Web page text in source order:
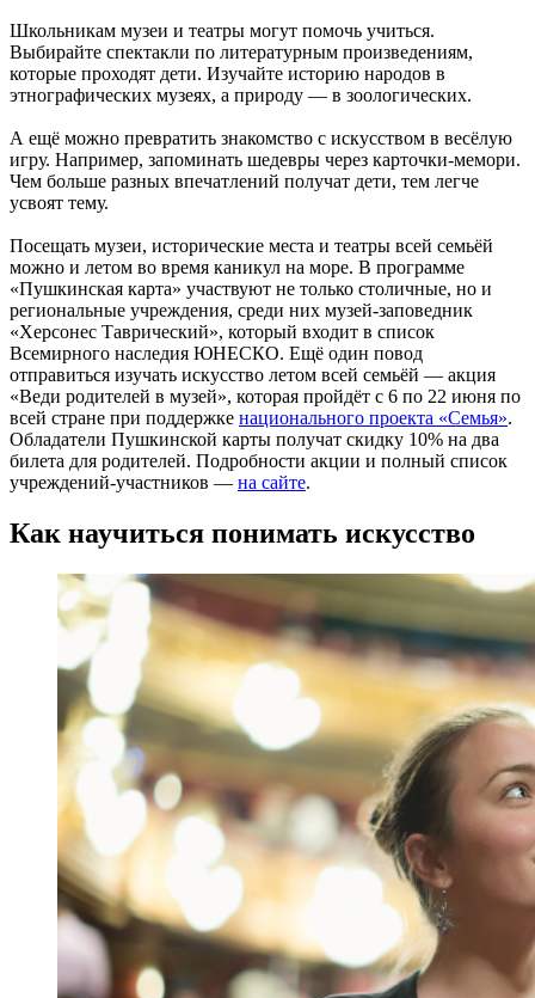
Школьникам музеи и театры могут помочь учиться.
Выбирайте спектакли по литературным произведениям,
которые проходят дети. Изучайте историю народов в
этнографических музеях, а природу — в зоологических.
А ещё можно превратить знакомство с искусством в весёлую
игру. Например, запоминать шедевры через карточки-мемори.
Чем больше разных впечатлений получат дети, тем легче
усвоят тему.
Посещать музеи, исторические места и театры всей семьёй
можно и летом во время каникул на море. В программе
«Пушкинская карта» участвуют не только столичные, но и
региональные учреждения, среди них музей-заповедник
«Херсонес Таврический», который входит в список
Всемирного наследия ЮНЕСКО. Ещё один повод
отправиться изучать искусство летом всей семьёй — акция
«Веди родителей в музей», которая пройдёт с 6 по 22 июня по
всей стране при поддержке национального проекта «Семья».
Обладатели Пушкинской карты получат скидку 10% на два
билета для родителей. Подробности акции и полный список
учреждений-участников — на сайте.
Как научиться понимать искусство